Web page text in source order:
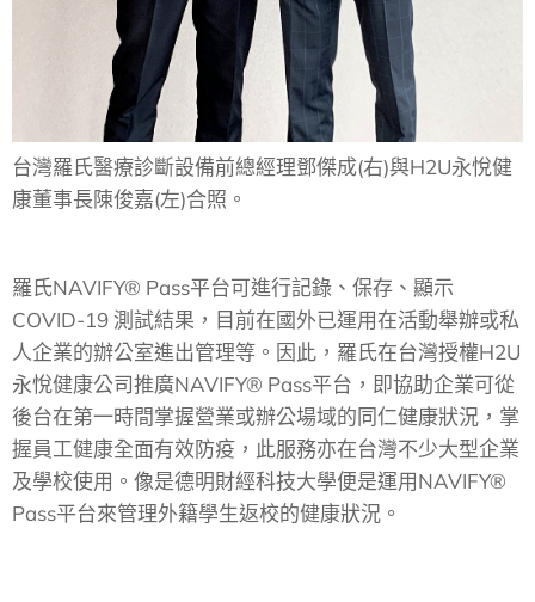
台灣羅氏醫療診斷設備前總經理鄧傑成(右)與H2U永悅健
康董事長陳俊嘉(左)合照。
羅氏NAVIFY® Pass平台可進行記錄、保存、顯示
COVID-19 測試結果，目前在國外已運用在活動舉辦或私
人企業的辦公室進出管理等。因此，羅氏在台灣授權H2U
永悅健康公司推廣NAVIFY® Pass平台，即協助企業可從
後台在第一時間掌握營業或辦公場域的同仁健康狀況，掌
握員工健康全面有效防疫，此服務亦在台灣不少大型企業
及學校使用。像是德明財經科技大學便是運用NAVIFY®
Pass平台來管理外籍學生返校的健康狀況。